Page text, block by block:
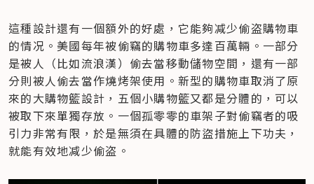
這種設計還有一個額外的好處，它能夠减少偷盗購物車
的情况。美國每年被偷竊的購物車多達百萬輛。一部分
是被人（比如流浪漢）偷去當移動儲物空間，還有一部
分則被人偷去當作燒烤架使用。新型的購物車取消了原
來的大購物籃設計，五個小購物籃又都是分體的，可以
被取下來單獨存放。一個孤零零的車架子對偷竊者的吸
引力非常有限，於是無須在具體的防盜措施上下功夫，
就能有效地减少偷盗。